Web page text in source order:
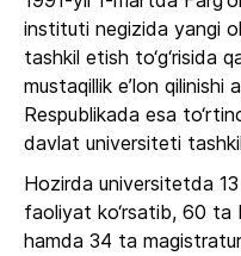
instituti negizida yangi
tashkil etish to‘g‘risida
mustaqillik e’lon
Respublikada esa
davlat universiteti
Hozirda universitetda
faoliyat ko‘rsatib, 60 ta
hamda 34 ta